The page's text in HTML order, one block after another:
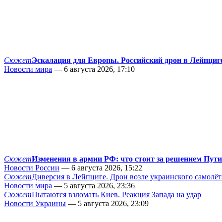
СюжетЭскалация для Европы. Российский дрон в
Новости мира — 6 августа 2026, 17:10
СюжетИзменения в армии РФ: что стоит за решением
Новости России — 6 августа 2026, 15:22
СюжетДиверсия в Лейпциге. Дрон возле украинского
Новости мира — 5 августа 2026, 23:36
СюжетПытаются взломать Киев. Реакция Запада на удар
Новости Украины — 5 августа 2026, 23:09